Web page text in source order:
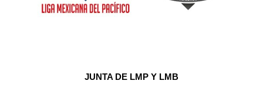
JUNTA DE LMP Y LMB